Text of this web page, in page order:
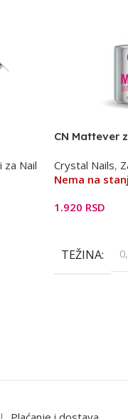
za Nail
CN Mattever
Crystal Nails,
Nema na
1.920 RSD
TEŽINA